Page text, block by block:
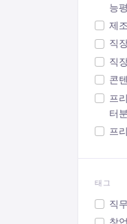
능
제
직
직
콘
프
터
프
태그
직